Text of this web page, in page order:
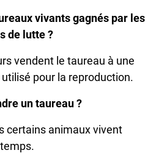
vivants gagnés par les
de lutte ?
vendent le taureau à une
pour la reproduction.
un taureau ?
certains animaux vivent